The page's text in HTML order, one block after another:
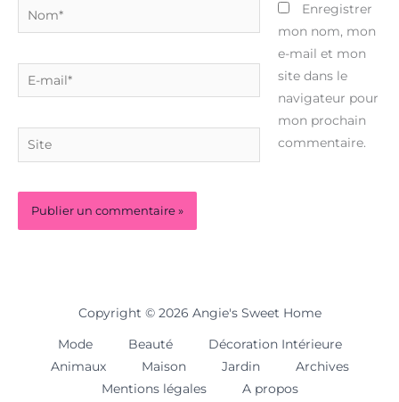
Nom*
E-
mail*
Site
Enregistrer
mon nom, mon
e-mail et mon
site dans le
navigateur pour
mon prochain
commentaire.
Copyright © 2026 Angie's Sweet Home
Mode Beauté
Décoration Intérieure
Animaux
Maison Jardin
Archives
Mentions légales
A propos